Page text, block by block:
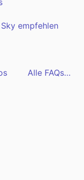
empfehlen
Alle FAQs…